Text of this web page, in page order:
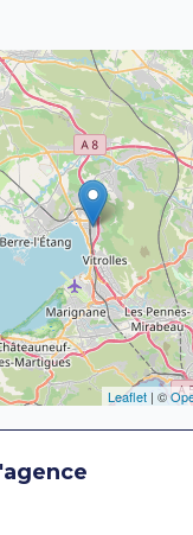
Leaflet | ©
vide